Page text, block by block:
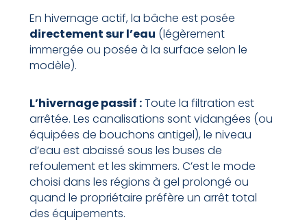
En hivernage actif, la bâche est posée
directement sur l’eau (légèrement
immergée ou posée à la surface selon le
modèle).
L’hivernage passif :Toute la filtration est
arrêtée. Les canalisations sont vidangées (ou
équipées de bouchons antigel), le niveau
d’eau est abaissé sous les buses de
refoulement et les skimmers. C’est le mode
choisi dans les régions à gel prolongé ou
quand le propriétaire préfère un arrêt total
des équipements.